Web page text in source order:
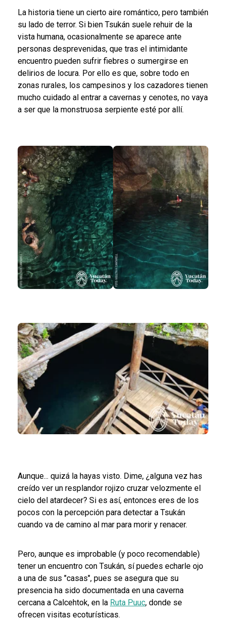
La historia tiene un cierto aire romántico, pero también
su lado de terror. Si bien Tsukán suele rehuir de la
vista humana, ocasionalmente se aparece ante
personas desprevenidas, que tras el intimidante
encuentro pueden sufrir fiebres o sumergirse en
delirios de locura. Por ello es que, sobre todo en
zonas rurales, los campesinos y los cazadores tienen
mucho cuidado al entrar a cavernas y cenotes, no vaya
a ser que la monstruosa serpiente esté por allí.
Aunque... quizá la hayas visto. Dime, ¿alguna vez has
creído ver un resplandor rojizo cruzar velozmente el
cielo del atardecer? Si es así, entonces eres de los
pocos con la percepción para detectar a Tsukán
cuando va de camino al mar para morir y renacer.
Pero, aunque es improbable (y poco recomendable)
tener un encuentro con Tsukán, sí puedes echarle ojo
a una de sus "casas", pues se asegura que su
presencia ha sido documentada en una caverna
cercana a Calcehtok, en la Ruta Puuc, donde se
ofrecen visitas ecoturísticas.